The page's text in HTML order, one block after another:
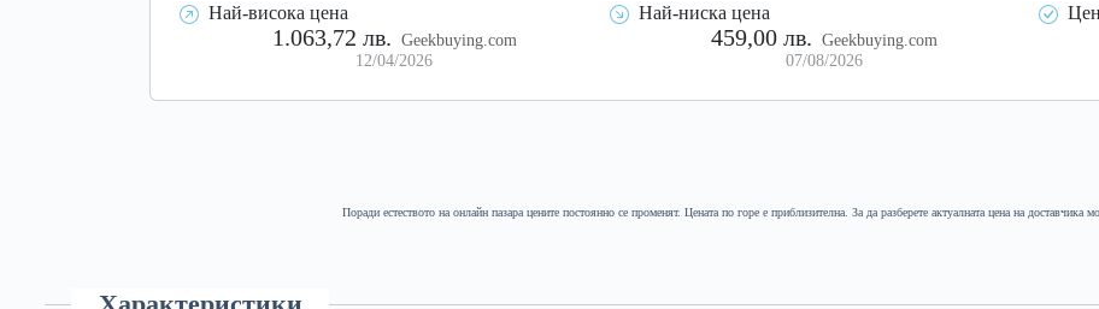
Най-висока цена
1.063,72 лв. Geekbuying.com
12/04/2026
Най-ниска цена
459,00 лв. Geekbuying.com
07/08/2026
Поради естеството на онлайн пазара цените постоянно се променят. Цената по горе е приблизителна. За да разберете актуалната цена на доставчика